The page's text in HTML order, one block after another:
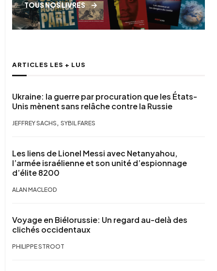
TOUS NOS LIVRES
ARTICLES LES + LUS
Ukraine: la guerre par procuration que les États-
Unis mènent sans relâche contre la Russie
JEFFREY SACHS , SYBIL FARES
Les liens de Lionel Messi avec Netanyahou,
l’armée israélienne et son unité d’espionnage
d’élite 8200
ALAN MACLEOD
Voyage en Biélorussie: Un regard au-delà des
clichés occidentaux
PHILIPPE STROOT